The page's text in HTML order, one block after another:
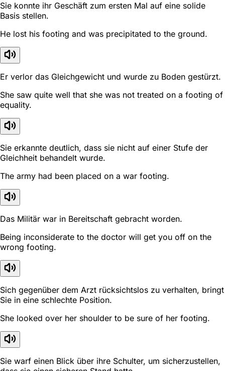
Sie konnte ihr Geschäft zum ersten Mal auf eine solide
Basis stellen.
He lost his footing and was precipitated to the ground.
Er verlor das Gleichgewicht und wurde zu Boden gestürzt.
She saw quite well that she was not treated on a footing of
equality.
Sie erkannte deutlich, dass sie nicht auf einer Stufe der
Gleichheit behandelt wurde.
The army had been placed on a war footing.
Das Militär war in Bereitschaft gebracht worden.
Being inconsiderate to the doctor will get you off on the
wrong footing.
Sich gegenüber dem Arzt rücksichtslos zu verhalten, bringt
Sie in eine schlechte Position.
She looked over her shoulder to be sure of her footing.
Sie warf einen Blick über ihre Schulter, um sicherzustellen,